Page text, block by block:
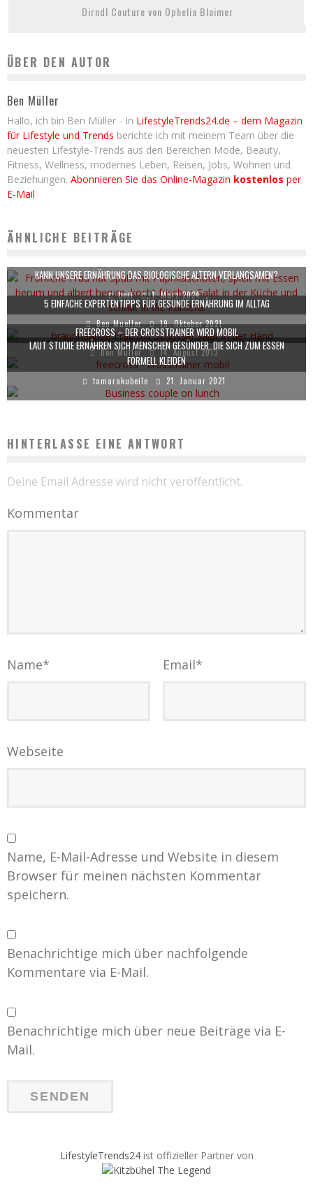
Dirndl Couture von Ophelia Blaimer
ÜBER DEN AUTOR
Ben Müller
Hallo, ich bin Ben Müller - In LifestyleTrends24.de – dem Magazin
für Lifestyle und Trends berichte ich mit meinem Team über die
neuesten Lifestyle-Trends aus den Bereichen Mode, Beauty,
Fitness, Wellness, modernes Leben, Reisen, Jobs, Wohnen und
Beziehungen. Abonnieren Sie das Online-Magazin kostenlos per
E-Mail
ÄHNLICHE BEITRÄGE
KANN UNSERE ERNÄHRUNG DAS BIOLOGISCHE ALTERN VERLANGSAMEN?
bori 1. März 2024
5 EINFACHE EXPERTENTIPPS FÜR GESUNDE ERNÄHRUNG IM ALLTAG
Ben Mueller 19. Oktober 2021
FREECROSS – DER CROSSTRAINER WIRD MOBIL
Ben Müller 14. August 2013
LAUT STUDIE ERNÄHREN SICH MENSCHEN GESÜNDER, DIE SICH ZUM ESSEN
FORMELL KLEIDEN
tamarakubeile 21. Januar 2021
HINTERLASSE EINE ANTWORT
Deine Email Adresse wird nicht veröffentlicht.
Kommentar
Name* Email*
Webseite
Name, E-Mail-Adresse und Website in diesem
Browser für meinen nächsten Kommentar
speichern.
Benachrichtige mich über nachfolgende
Kommentare via E-Mail.
Benachrichtige mich über neue Beiträge via E-
Mail.
LifestyleTrends24ist offizieller Partner von